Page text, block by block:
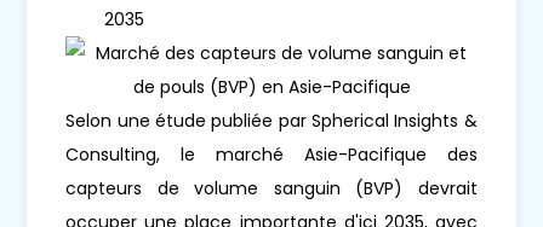
2035
Selon une étude publiée par Spherical Insights &
Consulting, le marché Asie-Pacifique des
capteurs de volume sanguin (BVP) devrait